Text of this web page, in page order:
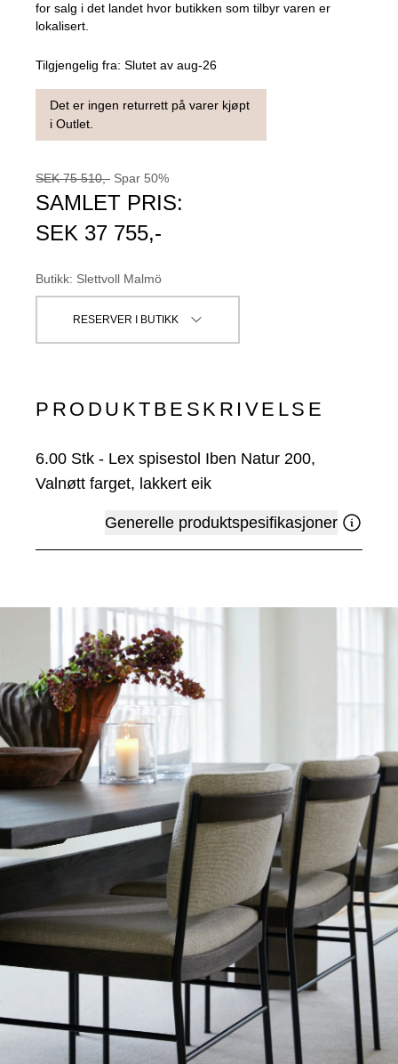
for salg i det landet hvor butikken som tilbyr varen er
lokalisert.
Tilgjengelig fra: Slutet av aug-26
Det er ingen returrett på varer kjøpt
i Outlet.
SEK 75 510,- Spar 50%
SAMLET PRIS:
SEK 37 755,-
Butikk: Slettvoll Malmö
RESERVER I BUTIKK
PRODUKTBESKRIVELSE
6.00 Stk - Lex spisestol Iben Natur 200,
Valnøtt farget, lakkert eik
Generelle produktspesifikasjoner